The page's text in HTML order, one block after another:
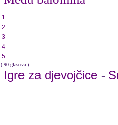
1
2
3
4
5
( 90 glasova )
Igre za djevojčice -